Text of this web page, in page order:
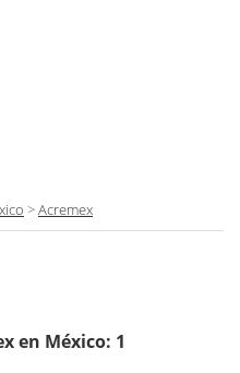
>Acremex
en México: 1